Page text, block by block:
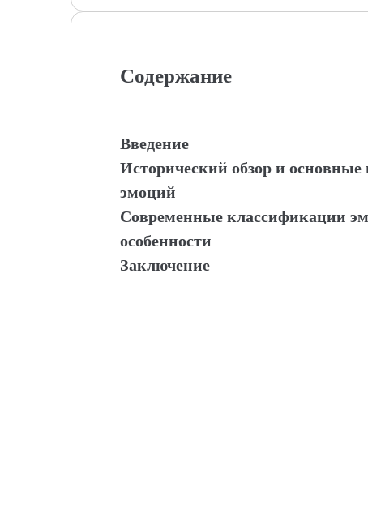
Содержание
Введение
Исторический обзор и
эмоций
Современные классификации
особенности
Заключение